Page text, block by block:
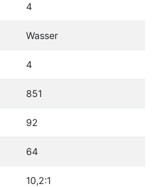
4
Wasser
4
851
92
64
10,2:1